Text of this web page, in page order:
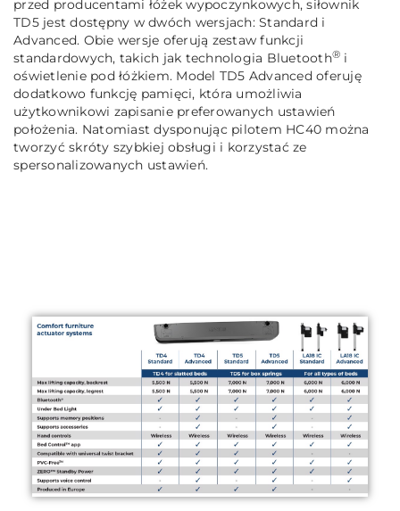
przed producentami łóżek wypoczynkowych, siłownik
TD5 jest dostępny w dwóch wersjach: Standard i
Advanced. Obie wersje oferują zestaw funkcji
standardowych, takich jak technologia Bluetooth® i
oświetlenie pod łóżkiem. Model TD5 Advanced oferuję
dodatkowo funkcję pamięci, która umożliwia
użytkownikowi zapisanie preferowanych ustawień
położenia. Natomiast dysponując pilotem HC40 można
tworzyć skróty szybkiej obsługi i korzystać ze
spersonalizowanych ustawień.